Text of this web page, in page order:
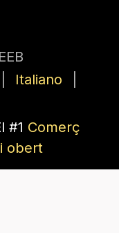
Italiano
#1 Comerç
obert